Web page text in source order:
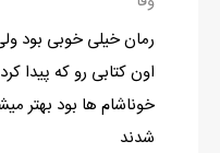
ادامه رمان در اپلیکیشن
رمان خیلی خوبی بود
اون کتابی رو که پیدا
خوناشام ها بود بهتر
شدند